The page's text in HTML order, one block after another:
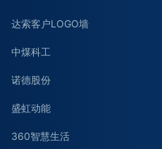
达索客户LOGO墙
中煤科工
诺德股份
盛虹动能
360智慧生活